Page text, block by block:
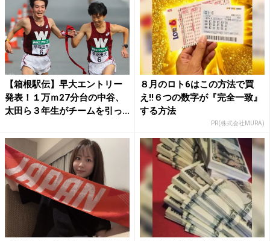
【箱根駅伝】早大エントリー
発表！１万ｍ27分台の中谷、
太田ら３年生がチームを引っ...
８月のロト6はこの方法で買
え!!６つの数字が『完全一致』
する方法
PR(株式会社MURA)